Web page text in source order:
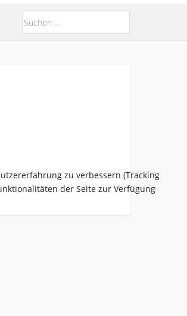
zu verbessern (Tracking
der Seite zur Verfügung